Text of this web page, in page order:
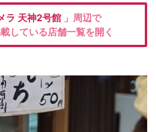
ラ 天神2号館 」周辺で
している店舗一覧を開く